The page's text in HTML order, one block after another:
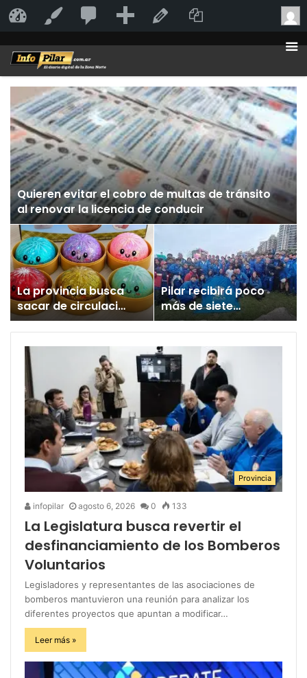
Quieren evitar el cobro de multas de tránsito
al renovar la licencia de conducir
La provincia busca
sacar de circulación
un juguete
«altamente tóxico»
Pilar recibirá poco
más de siete
millones para los
Juegos
Bonaerenses
Provincia
infopilar agosto 6, 2026 0 133
La Legislatura busca revertir el
desfinanciamiento de los Bomberos
Voluntarios
Legisladores y representantes de las asociaciones de
bomberos mantuvieron una reunión para analizar los
diferentes proyectos que apuntan a modificar…
Leer más »
InfoPilar Personalizar
moderación
Añadir Duplicate